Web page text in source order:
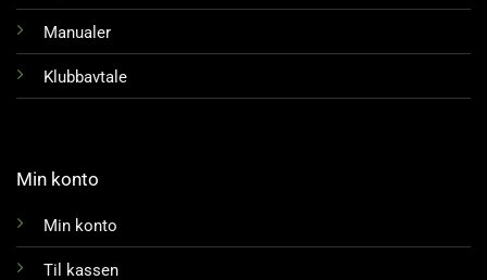
Manualer
Klubbavtale
Min konto
Min konto
Til kassen